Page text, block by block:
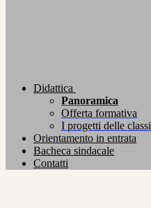
Didattica
Panoramica
Offerta formativa
I progetti delle classi
Orientamento in entrata
Bacheca sindacale
Contatti